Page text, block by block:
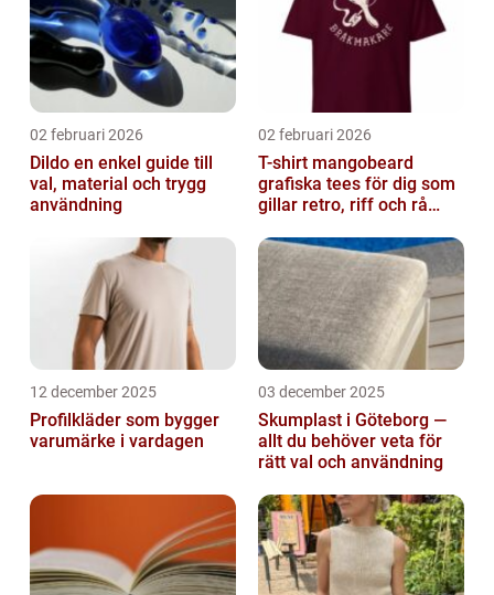
02 februari 2026
Dildo en enkel guide till
val, material och trygg
användning
02 februari 2026
T-shirt mangobeard
grafiska tees för dig som
gillar retro, riff och rå
12 december 2025
Profilkläder som bygger
varumärke i vardagen
03 december 2025
Skumplast i Göteborg —
allt du behöver veta för
rätt val och användning